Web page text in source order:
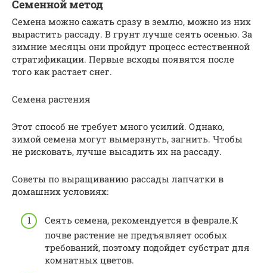
Семенной метод
Семена можно сажать сразу в землю, можно из них
вырастить рассаду. В грунт лучше сеять осенью. За
зимние месяцы они пройдут процесс естественной
стратификации. Первые всходы появятся после
того как растает снег.
Семена растения
Этот способ не требует много усилий. Однако,
зимой семена могут вымерзнуть, загнить. Чтобы
не рисковать, лучше высадить их на рассаду.
Советы по выращиванию рассады лапчатки в
домашних условиях:
Сеять семена, рекомендуется в феврале.К
почве растение не предъявляет особых
требований, поэтому подойдет субстрат для
комнатных цветов.